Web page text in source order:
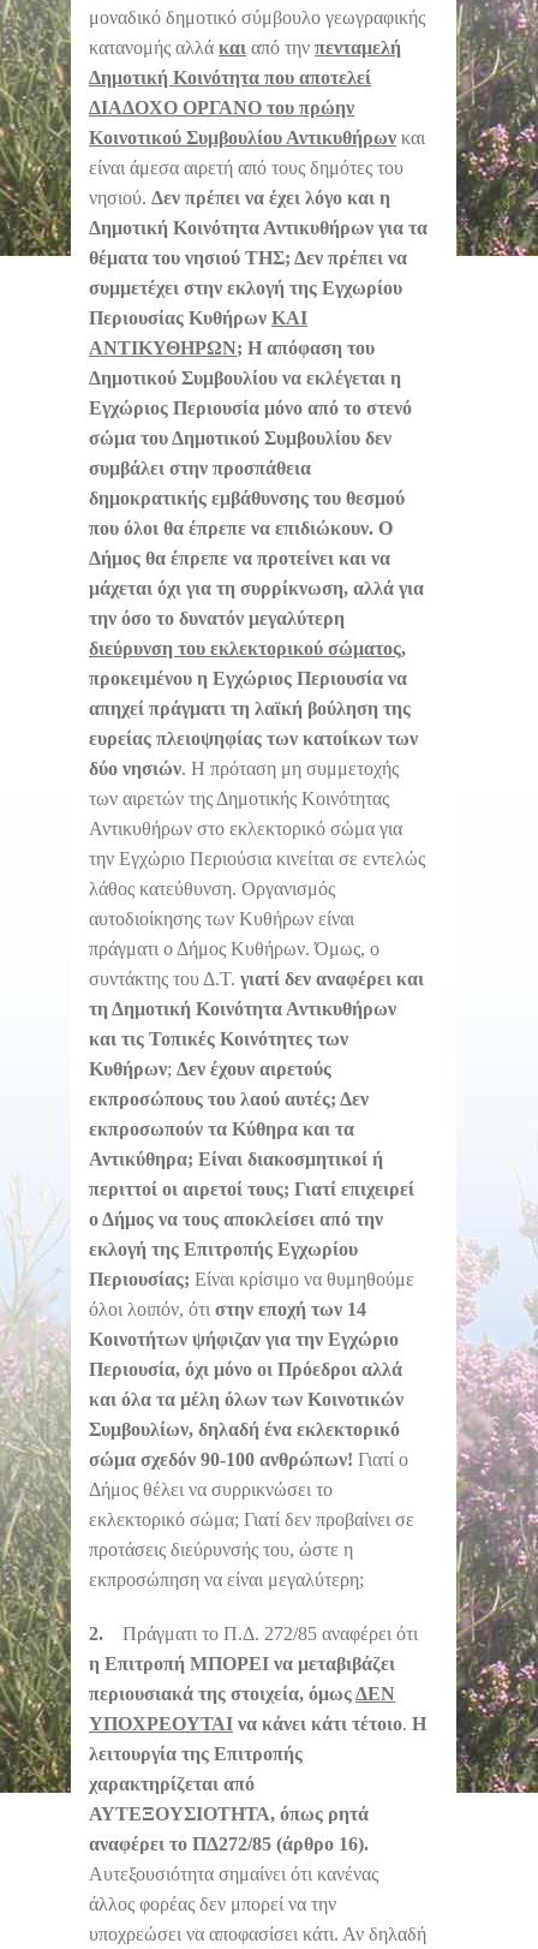
μοναδικό δημοτικό σύμβουλο γεωγραφικής
κατανομής αλλά και από την πενταμελή
Δημοτική Κοινότητα που αποτελεί
ΔΙΑΔΟΧΟ ΟΡΓΑΝΟ του πρώην
Κοινοτικού Συμβουλίου Αντικυθήρων και
είναι άμεσα αιρετή από τους δημότες του
νησιού. Δεν πρέπει να έχει λόγο και η
Δημοτική Κοινότητα Αντικυθήρων για τα
θέματα του νησιού ΤΗΣ; Δεν πρέπει να
συμμετέχει στην εκλογή της Εγχωρίου
Περιουσίας Κυθήρων ΚΑΙ
ΑΝΤΙΚΥΘΗΡΩΝ; Η απόφαση του
Δημοτικού Συμβουλίου να εκλέγεται η
Εγχώριος Περιουσία μόνο από το στενό
σώμα του Δημοτικού Συμβουλίου δεν
συμβάλει στην προσπάθεια
δημοκρατικής εμβάθυνσης του θεσμού
που όλοι θα έπρεπε να επιδιώκουν. Ο
Δήμος θα έπρεπε να προτείνει και να
μάχεται όχι για τη συρρίκνωση, αλλά για
την όσο το δυνατόν μεγαλύτερη
διεύρυνση του εκλεκτορικού σώματος,
προκειμένου η Εγχώριος Περιουσία να
απηχεί πράγματι τη λαϊκή βούληση της
ευρείας πλειοψηφίας των κατοίκων των
δύο νησιών. Η πρόταση μη συμμετοχής
των αιρετών της Δημοτικής Κοινότητας
Αντικυθήρων στο εκλεκτορικό σώμα για
την Εγχώριο Περιούσια κινείται σε εντελώς
λάθος κατεύθυνση. Οργανισμός
αυτοδιοίκησης των Κυθήρων είναι
πράγματι ο Δήμος Κυθήρων. Όμως, ο
συντάκτης του Δ.Τ. γιατί δεν αναφέρει και
τη Δημοτική Κοινότητα Αντικυθήρων
και τις Τοπικές Κοινότητες των
Κυθήρων; Δεν έχουν αιρετούς
εκπροσώπους του λαού αυτές; Δεν
εκπροσωπούν τα Κύθηρα και τα
Αντικύθηρα; Είναι διακοσμητικοί ή
περιττοί οι αιρετοί τους; Γιατί επιχειρεί
ο Δήμος να τους αποκλείσει από την
εκλογή της Επιτροπής Εγχωρίου
Περιουσίας; Είναι κρίσιμο να θυμηθούμε
όλοι λοιπόν, ότι στην εποχή των 14
Κοινοτήτων ψήφιζαν για την Εγχώριο
Περιουσία, όχι μόνο οι Πρόεδροι αλλά
και όλα τα μέλη όλων των Κοινοτικών
Συμβουλίων, δηλαδή ένα εκλεκτορικό
σώμα σχεδόν 90-100 ανθρώπων! Γιατί ο
Δήμος θέλει να συρρικνώσει το
εκλεκτορικό σώμα; Γιατί δεν προβαίνει σε
προτάσεις διεύρυνσής του, ώστε η
εκπροσώπηση να είναι μεγαλύτερη;
2. Πράγματι το Π.Δ. 272/85 αναφέρει ότι
η Επιτροπή ΜΠΟΡΕΙ να μεταβιβάζει
περιουσιακά της στοιχεία, όμωςΔΕΝ
ΥΠΟΧΡΕΟΥΤΑΙ να κάνει κάτι τέτοιο. Η
λειτουργία της Επιτροπής
χαρακτηρίζεται από
ΑΥΤΕΞΟΥΣΙΟΤΗΤΑ, όπως ρητά
αναφέρει το ΠΔ272/85 (άρθρο 16).
Αυτεξουσιότητα σημαίνει ότι κανένας
άλλος φορέας δεν μπορεί να την
υποχρεώσει να αποφασίσει κάτι. Αν δηλαδή